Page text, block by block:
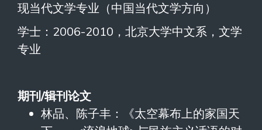
现当代文学专业（中国当代文学方向）
学士：2006-2010，北京大学中文系，文学
专业
期刊/辑刊论文
林品、陈子丰：《太空幕布上的家国天